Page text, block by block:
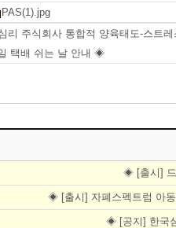
PAS(1).jpg
리 주식회사 통합적 양육태도-스트
택배 쉬는 날 안내 ◈
◈ [출시]
◈ [출시] 자폐스펙트럼 아
◈ [공지] 한국